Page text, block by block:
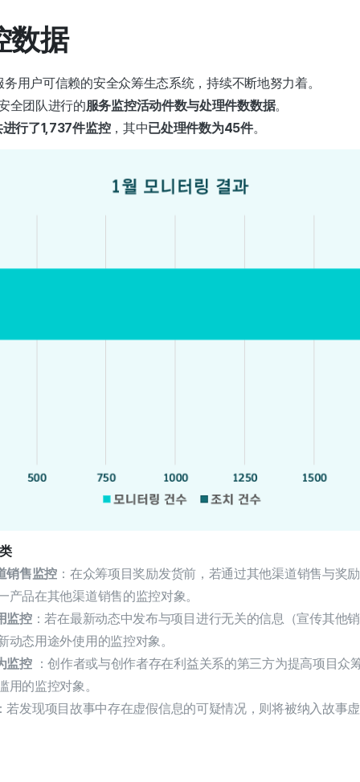
数据
用户可信赖的安全众筹生态系统，持续不断地努力着。
全团队进行的服务监控活动件数与处理件数数据。
进行了1,737件监控，其中已处理件数为45件。
销售监控 ：在众筹项目奖励发货前，若通过其他渠道销售与奖
产品在其他渠道销售的监控对象。
监控：若在最新动态中发布与项目进行无关的信息（宣传其他
动态用途外使用的监控对象。
监控 ：创作者或与创作者存在利益关系的第三方为提高项目众
用的监控对象。
若发现项目故事中存在虚假信息的可疑情况，则将被纳入故事